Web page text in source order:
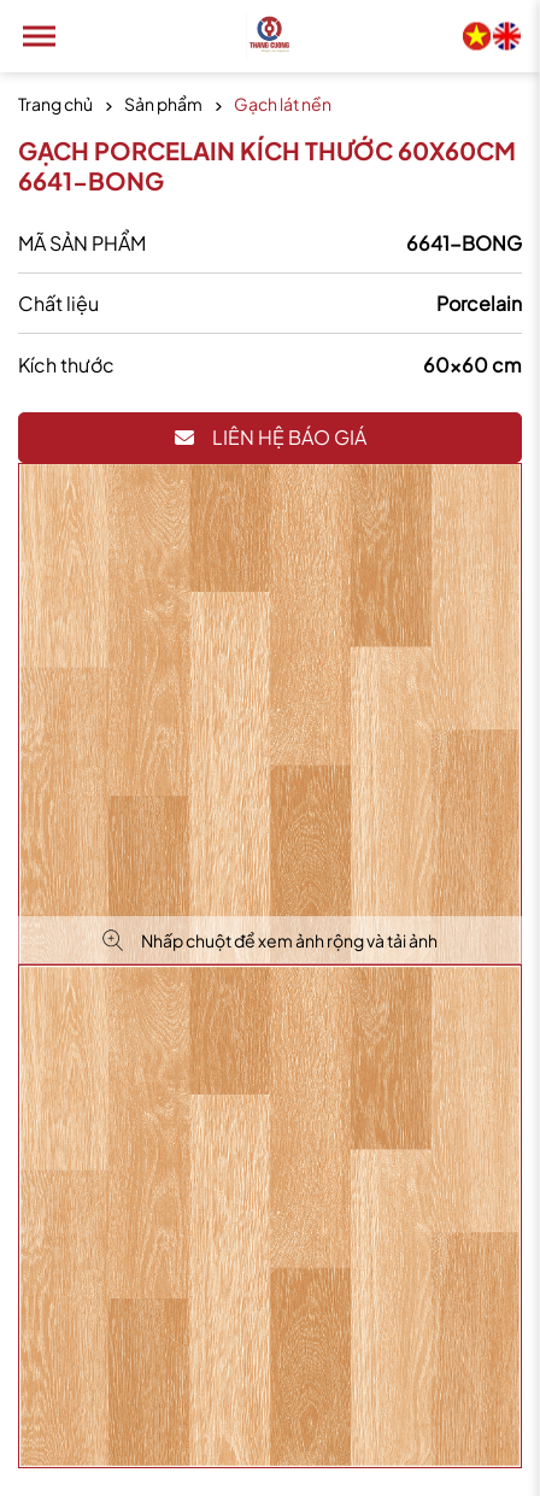
Trang chủ Sản phẩm Gạch lát nền
Nhấp chuột để xem ảnh rộng và tải ảnh
GẠCH PORCELAIN KÍCH THƯỚC 60X60CM
6641-BONG
MÃ SẢN PHẨM 6641-BONG
Chất liệu Porcelain
Kích thước 60x60 cm
LIÊN HỆ BÁO GIÁ